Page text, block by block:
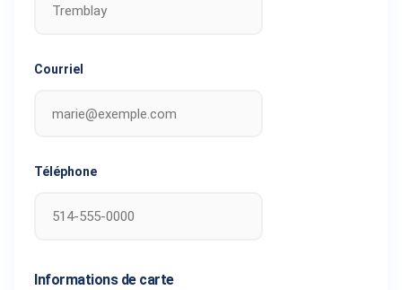
Courriel
Téléphone
Informations de carte